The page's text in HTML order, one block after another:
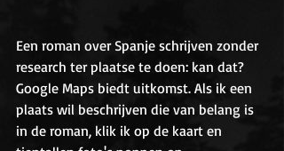
Een roman over Spanje schrijven zonder
research ter plaatse te doen: kan dat?
Google Maps biedt uitkomst. Als ik een
plaats wil beschrijven die van belang is
in de roman, klik ik op de kaart en